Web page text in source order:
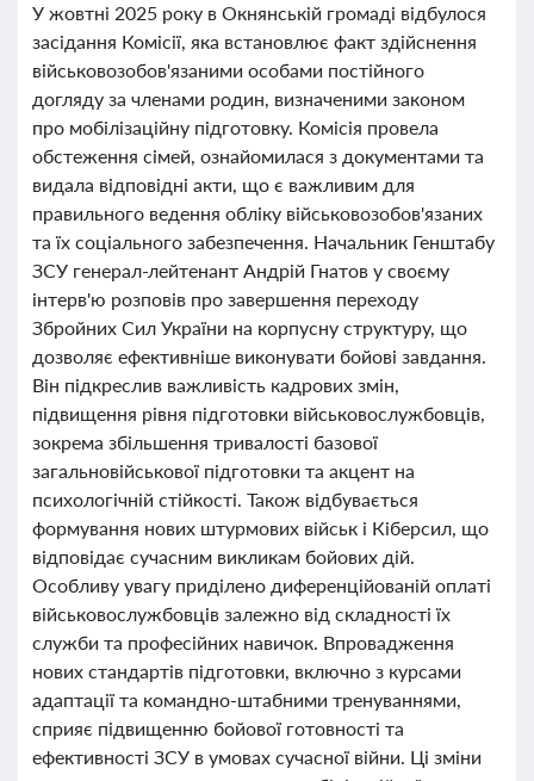
У жовтні 2025 року в Окнянській громаді відбулося
засідання Комісії, яка встановлює факт здійснення
військовозобов'язаними особами постійного
догляду за членами родин, визначеними законом
про мобілізаційну підготовку. Комісія провела
обстеження сімей, ознайомилася з документами та
видала відповідні акти, що є важливим для
правильного ведення обліку військовозобов'язаних
та їх соціального забезпечення. Начальник Генштабу
ЗСУ генерал-лейтенант Андрій Гнатов у своєму
інтерв'ю розповів про завершення переходу
Збройних Сил України на корпусну структуру, що
дозволяє ефективніше виконувати бойові завдання.
Він підкреслив важливість кадрових змін,
підвищення рівня підготовки військовослужбовців,
зокрема збільшення тривалості базової
загальновійськової підготовки та акцент на
психологічній стійкості. Також відбувається
формування нових штурмових військ і Кіберсил, що
відповідає сучасним викликам бойових дій.
Особливу увагу приділено диференційованій оплаті
військовослужбовців залежно від складності їх
служби та професійних навичок. Впровадження
нових стандартів підготовки, включно з курсами
адаптації та командно-штабними тренуваннями,
сприяє підвищенню бойової готовності та
ефективності ЗСУ в умовах сучасної війни. Ці зміни